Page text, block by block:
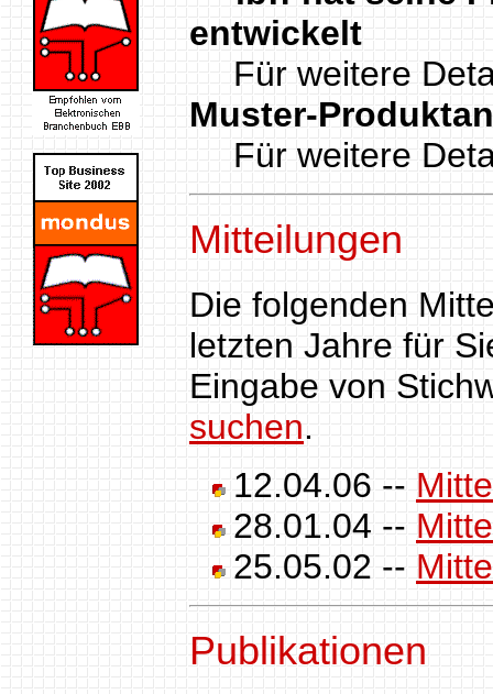
entwickelt
Für weitere
Muster-
Für weitere
Mitteilungen
Die folgenden
letzten Jahre für
Eingabe von
suchen.
12.04.06 --
28.01.04 --
25.05.02 --
Publikationen